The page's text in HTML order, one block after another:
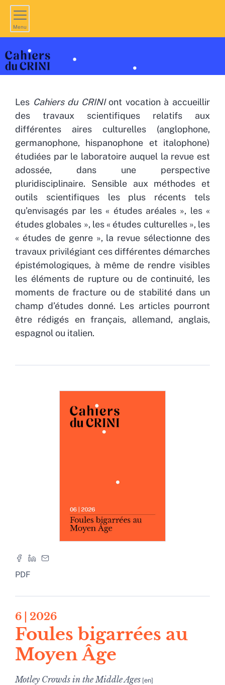
Menu
PRÉSENTATION
Les Cahiers du CRINIont vocation à accueillir
des travaux scientifiques relatifs aux
différentes aires culturelles (anglophone,
germanophone, hispanophone et italophone)
étudiées par le laboratoire auquel la revue est
adossée, dans une perspective
pluridisciplinaire. Sensible aux méthodes et
outils scientifiques les plus récents tels
qu’envisagés par les « études aréales », les «
études globales », les « études culturelles », les
« études de genre », la revue sélectionne des
travaux privilégiant ces différentes démarches
épistémologiques, à même de rendre visibles
les éléments de rupture ou de continuité, les
moments de fracture ou de stabilité dans un
champ d’études donné. Les articles pourront
être rédigés en français, allemand, anglais,
espagnol ou italien.
PDF
6 | 2026
Foules bigarrées au
Moyen Âge
Motley Crowds in the Middle Ages